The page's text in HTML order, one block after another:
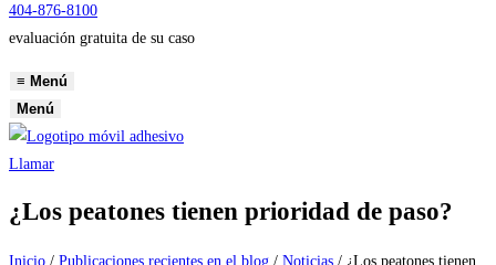
404-876-8100
evaluación gratuita de su caso
≡ Menú
Menú
Llamar
¿Los peatones tienen prioridad de paso?
Inicio / Publicaciones recientes en el blog / Noticias / ¿Los peatones tienen